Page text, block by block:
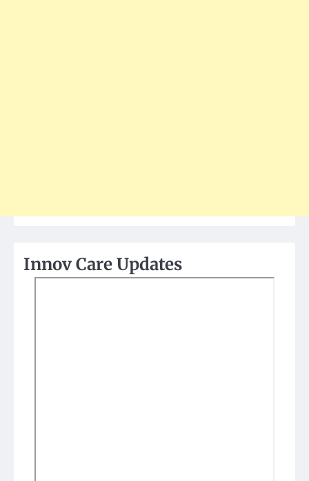
Innov Care Updates